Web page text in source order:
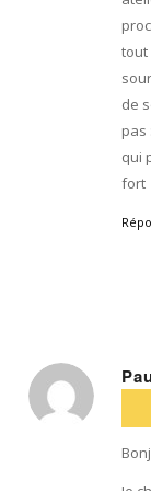
tout
de
pas
qui
fort